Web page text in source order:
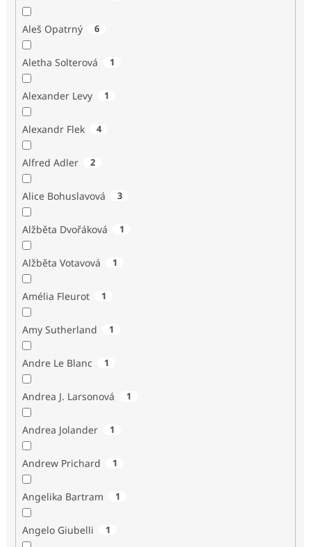
Aleš Opatrný 6
Aletha Solterová 1
Alexander Levy 1
Alexandr Flek 4
Alfred Adler 2
Alice Bohuslavová 3
Alžběta Dvořáková 1
Alžběta Votavová 1
Amélia Fleurot 1
Amy Sutherland 1
Andre Le Blanc 1
Andrea J. Larsonová 1
Andrea Jolander 1
Andrew Prichard 1
Angelika Bartram 1
Angelo Giubelli 1